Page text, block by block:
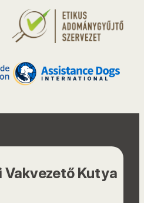
Vakvezető Kutya